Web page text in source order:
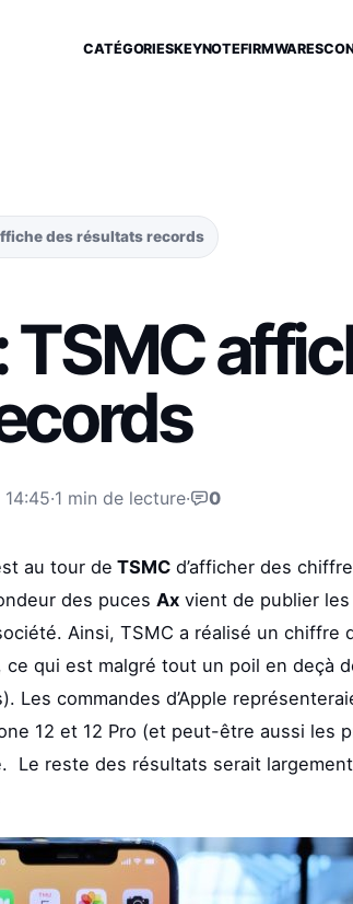
CATÉGORIESKEYNOTEFIRMWARES
des résultats records
TSMC
·1 min de lecture· 0
au tour de TSMCd’afficher des
des puces Axvient de publier
Ainsi, TSMC a réalisé un chiffre
ce qui est malgré tout un poil en deçà
Les commandes d’Apple
12 et 12 Pro (et peut-être aussi les
Le reste des résultats serait